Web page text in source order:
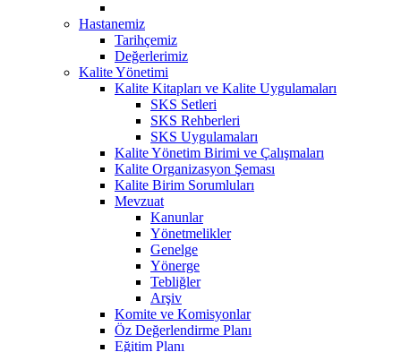
Hastanemiz
Tarihçemiz
Değerlerimiz
Kalite Yönetimi
Kalite Kitapları ve Kalite Uygulamaları
SKS Setleri
SKS Rehberleri
SKS Uygulamaları
Kalite Yönetim Birimi ve Çalışmaları
Kalite Organizasyon Şeması
Kalite Birim Sorumluları
Mevzuat
Kanunlar
Yönetmelikler
Genelge
Yönerge
Tebliğler
Arşiv
Komite ve Komisyonlar
Öz Değerlendirme Planı
Eğitim Planı